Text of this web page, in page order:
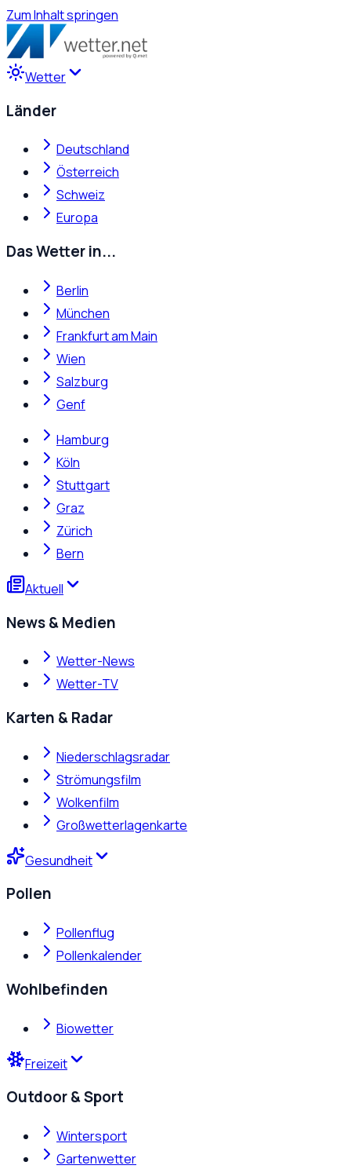
Zum Inhalt springen
Wetter
Länder
Deutschland
Österreich
Schweiz
Europa
Das Wetter in...
Berlin
München
Frankfurt am Main
Wien
Salzburg
Genf
Hamburg
Köln
Stuttgart
Graz
Zürich
Bern
Aktuell
News & Medien
Wetter-News
Wetter-TV
Karten & Radar
Niederschlagsradar
Strömungsfilm
Wolkenfilm
Großwetterlagenkarte
Gesundheit
Pollen
Pollenflug
Pollenkalender
Wohlbefinden
Biowetter
Freizeit
Outdoor & Sport
Wintersport
Gartenwetter